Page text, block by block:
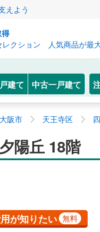
えよう
レクション 人気商品が最
建て 中古一戸建て
大阪市 天王寺区
陽丘 18階
が知りたい 無料